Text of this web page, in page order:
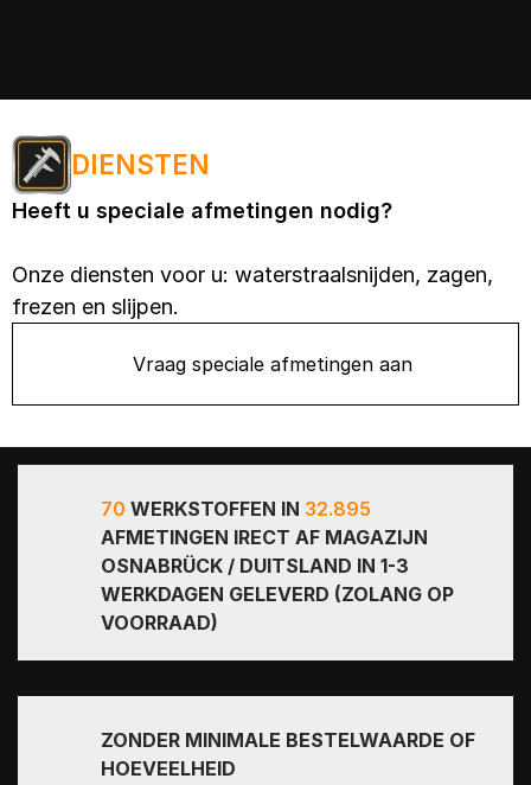
DIENSTEN
Heeft u speciale afmetingen nodig?
Onze diensten voor u: waterstraalsnijden, zagen,
frezen en slijpen.
Vraag speciale afmetingen aan
70 WERKSTOFFEN IN 32.895
AFMETINGEN IRECT AF MAGAZIJN
OSNABRÜCK / DUITSLAND IN 1-3
WERKDAGEN GELEVERD (ZOLANG OP
VOORRAAD)
ZONDER MINIMALE BESTELWAARDE OF
HOEVEELHEID